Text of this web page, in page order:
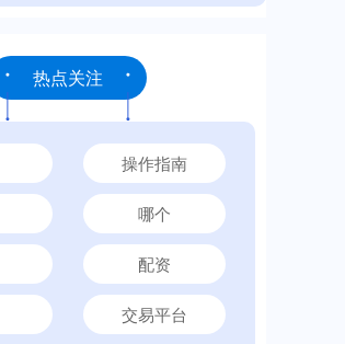
热点关注
操作指南
哪个
配资
交易平台